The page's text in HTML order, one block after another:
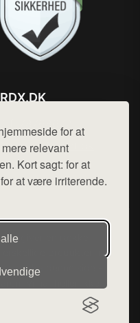
for at
relevant
Kort sagt: for at
at være irriterende.
RDX.DK
Mail: hej@want.dk
Cookie- og privatlivspolitik
udgiver en række
produkter fra
fra denne side - vi
Vi har heller ikke